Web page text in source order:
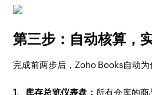
第三步：自动核算，
完成前两步后，Zoho Books自动为
1、库存总览仪表盘： 所有仓库的